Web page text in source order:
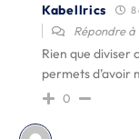
Kabellrics 8
Répondre à
Rien que diviser
permets d’avoir
0